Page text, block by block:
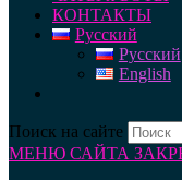
КОНТАКТЫ
Русский
Русский
English
Поиск на сайте
МЕНЮ САЙТА